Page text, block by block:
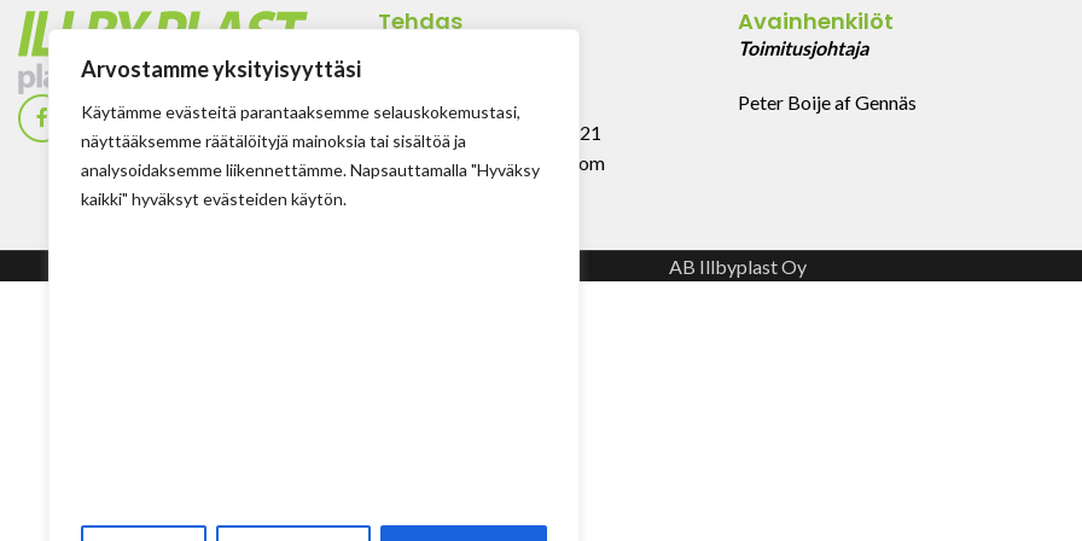
Arvostamme yksityisyyttäsi
Käytämme evästeitä parantaaksemme selauskokemustasi,
näyttääksemme räätälöityjä mainoksia tai sisältöä ja
analysoidaksemme liikennettämme. Napsauttamalla "Hyväksy
kaikki" hyväksyt evästeiden käytön.
Tehdas
Puh: + 358 (0) 400 999 321
Sposti: info@illbyplast.com
Avainhenkilöt
Toimitusjohtaja
Peter Boije af Gennäs
AB Illbyplast Oy